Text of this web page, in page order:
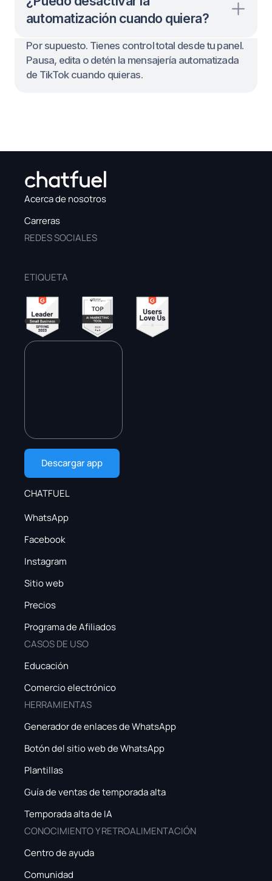
Acerca de nosotros
Carreras
REDES SOCIALES
ETIQUETA
Descargar app
CHATFUEL
WhatsApp
Facebook
Instagram
Sitio web
Precios
Programa de Afiliados
CASOS DE USO
Educación
Comercio electrónico
HERRAMIENTAS
Generador de enlaces de WhatsApp
Botón del sitio web de WhatsApp
Plantillas
Guía de ventas de temporada alta
Temporada alta de IA
CONOCIMIENTO Y RETROALIMENTACIÓN
Centro de ayuda
Comunidad